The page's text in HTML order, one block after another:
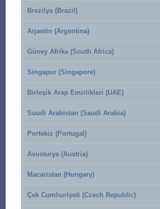
Brezilya (Brazil)
Arjantin (Argentina)
Güney Afrika (South Africa)
Singapur (Singapore)
Birleşik Arap Emirlikleri (UAE)
Suudi Arabistan (Saudi Arabia)
Portekiz (Portugal)
Avusturya (Austria)
Macaristan (Hungary)
Çek Cumhuriyeti (Czech Republic)